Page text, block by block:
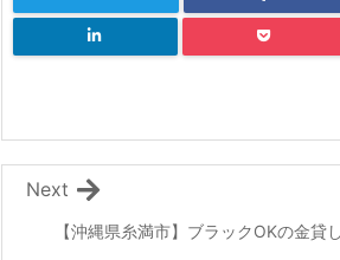
【沖縄県糸満市】ブラックOKの金貸
Next